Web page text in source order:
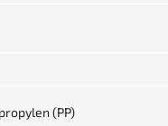
(PP)